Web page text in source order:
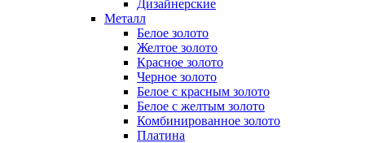
Дизайнерские
Металл
Белое золото
Желтое золото
Красное золото
Черное золото
Белое с красным золото
Белое с желтым золото
Комбинированное золото
Платина